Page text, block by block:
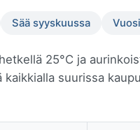
Sää syyskuussa
25°C ja
suurissa